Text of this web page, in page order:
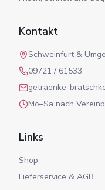
Kontakt
Schweinfurt &
09721 / 61533
getraenke-
Mo–Sa nach
Links
Shop
Lieferservice & AGB